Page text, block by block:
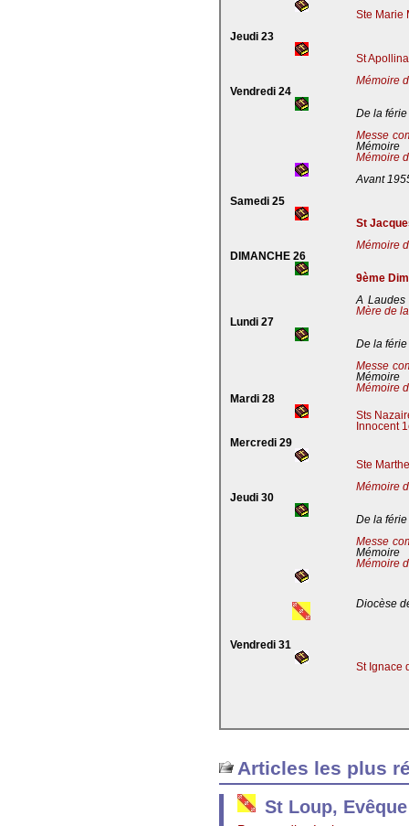
Ste Marie
Jeudi 23
St
Mémoire
Vendredi 24
De la férie
Messe
Mémoire
Mémoire
Avant
Samedi 25
St
Mémoire
DIMANCHE 26
9ème
A
Mère de
Lundi 27
De la férie
Messe
Mémoire
Mémoire
Mardi 28
Sts
Innocent
Mercredi 29
Ste
Mémoire
Jeudi 30
De la férie
Messe
Mémoire
Mémoire
Diocèse
Vendredi 31
St Ignace
Articles les plus
St Loup,